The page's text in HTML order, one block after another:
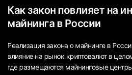
Как закон повлияет на
майнинга в России
Реализация закона о майнинге в
влияние на рынок криптовалют в
где размещаются майнинговые